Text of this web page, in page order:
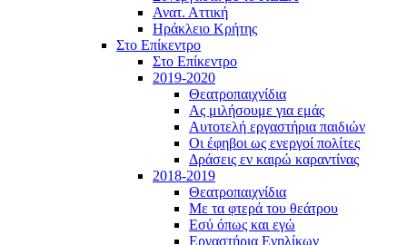
Ανατ. Αττική
Ηράκλειο Κρήτης
Στο Επίκεντρο
Στο Επίκεντρο
2019-2020
Θεατροπαιχνίδια
Ας μιλήσουμε για εμάς
Αυτοτελή εργαστήρια παιδιών
Οι έφηβοι ως ενεργοί πολίτες
Δράσεις εν καιρώ καραντίνας
2018-2019
Θεατροπαιχνίδια
Με τα φτερά του θεάτρου
Εσύ όπως και εγώ
Εργαστήρια Ενηλίκων